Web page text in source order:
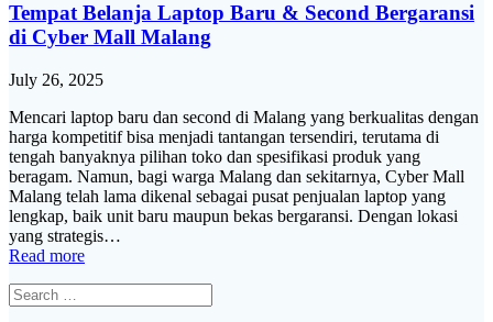
Tempat Belanja Laptop Baru & Second Bergaransi
di Cyber Mall Malang
July 26, 2025
Mencari laptop baru dan second di Malang yang berkualitas dengan
harga kompetitif bisa menjadi tantangan tersendiri, terutama di
tengah banyaknya pilihan toko dan spesifikasi produk yang
beragam. Namun, bagi warga Malang dan sekitarnya, Cyber Mall
Malang telah lama dikenal sebagai pusat penjualan laptop yang
lengkap, baik unit baru maupun bekas bergaransi. Dengan lokasi
yang strategis…
Read more
Search
for: